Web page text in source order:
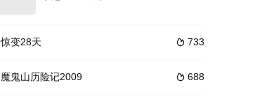
 733
惊变28天
 688
魔鬼山历险记2009